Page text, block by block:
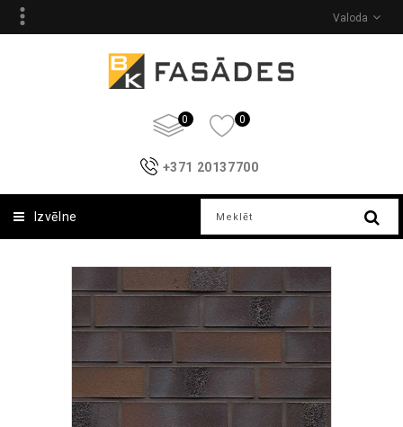
Valoda
0 0
+371 20137700
Izvēlne